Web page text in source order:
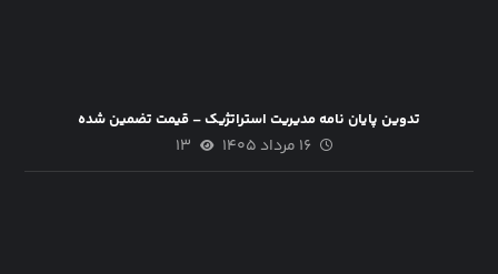
تدوین پایان نامه مدیریت استراتژیک – قیمت تضمین شده
۱۶ مرداد ۱۴۰۵ ۱۳